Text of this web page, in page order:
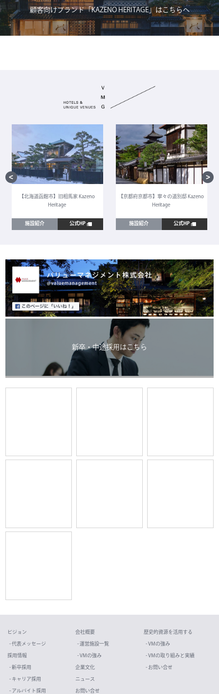
顧客向けブランド「KAZENO HERITAGE」はこちらへ
【北海道函館市】旧相馬家 Kazeno
Heritage
施設紹介 公式HP
【京都府京都市】寧々の道別邸 Kazeno
Heritage
施設紹介 公式HP
新卒・中途採用はこちら
ビジョン
- 代表メッセージ
採用情報
- 新卒採用
- キャリア採用
- アルバイト採用
会社概要
- 運営施設一覧
- VMの強み
企業文化
ニュース
お問い合せ
歴史的資源を活用する
- VMの強み
- VMの取り組みと実績
- お問い合せ